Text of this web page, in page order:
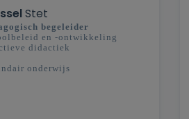
Stet
begeleider
en -ontwikkeling
didactiek
onderwijs